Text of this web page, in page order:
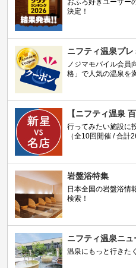
おふろ好きユーザー
決定！
ニフティ温泉プ
ノジマモバイル会
格」で人気の温泉を
【ニフティ温泉
行ってみたい施設に
（全10回開催 / 合計
岩盤浴特集
日本全国の岩盤浴情
検索！
ニフティ温泉ニュ
温泉にもっと行きた